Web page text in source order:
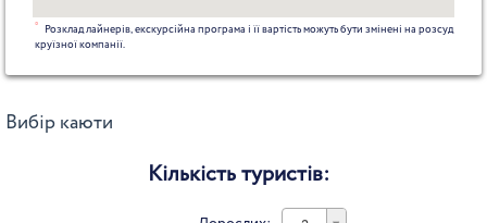
*
Розклад лайнерів, екскурсійна програма і її вартість можуть бути змінені на розсуд
круїзної компанії.
Вибір каюти
Кількість туристів: